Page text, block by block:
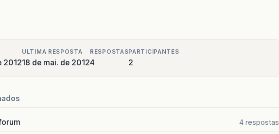
2012
ULTIMA RESPOSTA
18 de mai. de 2012
RESPOSTAS
4
PARTICIPANTES
2
4 respostas